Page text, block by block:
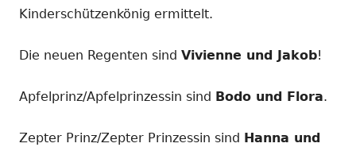
Kinderschützenkönig ermittelt.
Die neuen Regenten sind Vivienne und Jakob!
Apfelprinz/Apfelprinzessin sind Bodo und Flora.
Zepter Prinz/Zepter Prinzessin sind Hanna und